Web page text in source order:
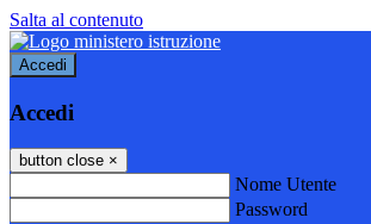
Salta al contenuto
Accedi
Accedi
button close ×
Nome Utente
Password